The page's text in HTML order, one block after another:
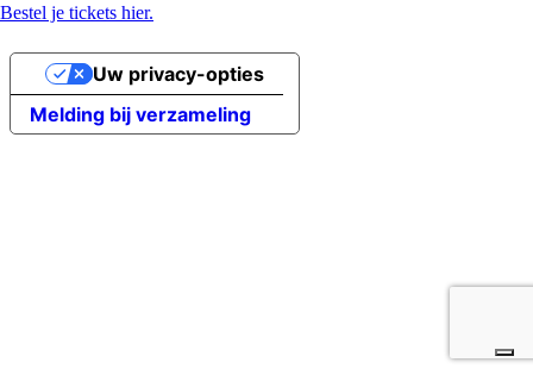
Bestel je tickets hier.
Melding bij verzameling
Uw privacy-opties